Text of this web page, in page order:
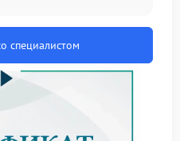
моменты:
адаптера или кабеля
на плате.
специалистом